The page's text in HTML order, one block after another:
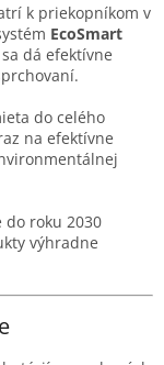
k priekopníkom v
EcoSmart
dá efektívne
do celého
na efektívne
do roku 2030
výhradne